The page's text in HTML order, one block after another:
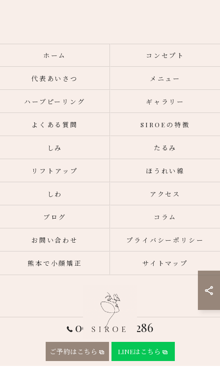
090-9582-1286
ご予約はこちら LINEはこちら
ホーム コンセプト
代表あいさつ メニュー
ハーブピーリング ギャラリー
よくある質問 SIROEの特徴
しみ たるみ
リフトアップ ほうれい線
しわ アクセス
ブログ コラム
お問い合わせ プライバシーポリシー
熊本で小顔矯正 サイトマップ
© 2026 熊本市東区のフェイシャルエステならSIROE ALL RIGHTS RESERVED.